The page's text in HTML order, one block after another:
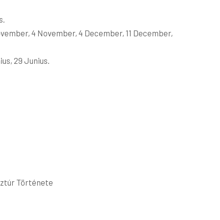
4 November, 4 December, 11 December,
29 Junius.
Története